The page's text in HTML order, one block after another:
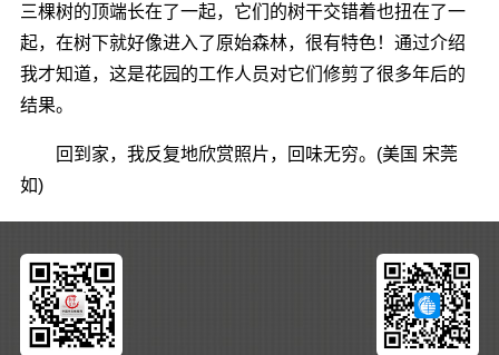
三棵树的顶端长在了一起，它们的树干交错着也扭在了一
起，在树下就好像进入了原始森林，很有特色！通过介绍
我才知道，这是花园的工作人员对它们修剪了很多年后的
结果。
回到家，我反复地欣赏照片，回味无穷。(美国 宋莞
如)